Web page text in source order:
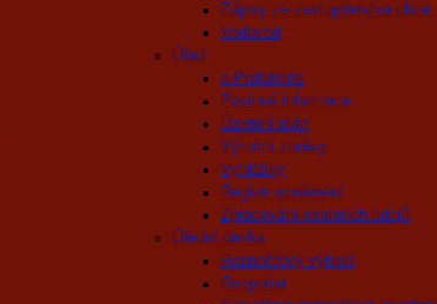
Zápisy ze zastupitelstva obce
Vodovod
Úřad
e-Podatelna
Povinné informace
Územní plán
Výroční zprávy
Vyhlášky
Registr oznámení
Zpracování osobních údajů
Úřední deska
Rozpočtový výhled
Rozpočet